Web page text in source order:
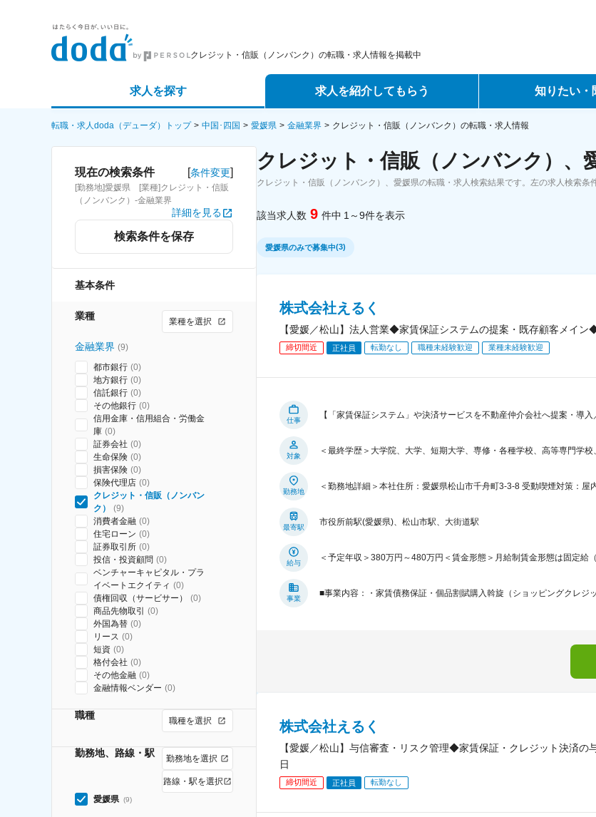
クレジット・信販（ノンバンク）の転職・求人情報を掲載中
求人を探す
詳細条件から探す
求人特集から探す
求人を紹介してもらう
エージェントサービス
スカウトサービス
知りたい・
転職ノウハウ
データで見る転職
転職・求人doda（デューダ）トップ 中国･四国 愛媛県 金融業界 クレジット・信販（ノンバンク）の転職・求人情報
現在の検索条件 [条件変更]
[勤務地]愛媛県 [業種]クレジット・信販
（ノンバンク）-金融業界
詳細を見る
検索条件を保存
基本条件
業種 業種を選択
金融業界 (9)
都市銀行 (0)
地方銀行 (0)
信託銀行 (0)
その他銀行 (0)
信用金庫・信用組合・労働金
庫 (0)
証券会社 (0)
生命保険 (0)
損害保険 (0)
保険代理店 (0)
クレジット・信販（ノンバン
ク）
(9)
消費者金融 (0)
住宅ローン (0)
証券取引所 (0)
投信・投資顧問 (0)
ベンチャーキャピタル・プラ
イベートエクイティ (0)
債権回収（サービサー）
(0)
商品先物取引
(0)
外国為替 (0)
リース (0)
短資 (0)
格付会社 (0)
その他金融 (0)
金融情報ベンダー (0)
職種 職種を選択
勤務地、路線・駅 勤務地を選択
路線・駅を選択
愛媛県 (9)
クレジット・信販（ノンバンク）、
クレジット・信販（ノンバンク）、愛媛県の転職・求人検索結果です。左の求人検索条
該当求人数 9 件中 1～9件を表示
愛媛県のみで募集中(3)
株式会社えるく
【愛媛／松山】法人営業◆家賃保証システムの提案・既存顧客メイ
締切間近 正社員 転勤なし 職種未経験歓迎 業種未経験歓迎
仕事
【「家賃保証システム」や決済サービスを不動産仲介会社へ提案・導
対象
＜最終学歴＞大学院、大学、短期大学、専修・各種学校、高等専門学校
勤務地
＜勤務地詳細＞本社住所：愛媛県松山市千舟町3-3-8 受動喫煙対策：
最寄駅
市役所前駅(愛媛県)、松山市駅、大街道駅
給与
＜予定年収＞380万円～480万円＜賃金形態＞月給制賃金形態は固定給
事業
■事業内容：・家賃債務保証・個品割賦購入斡旋（ショッピングクレジ
株式会社えるく
【愛媛／松山】与信審査・リスク管理◆家賃保証・クレジット決済
日
締切間近 正社員 転勤なし